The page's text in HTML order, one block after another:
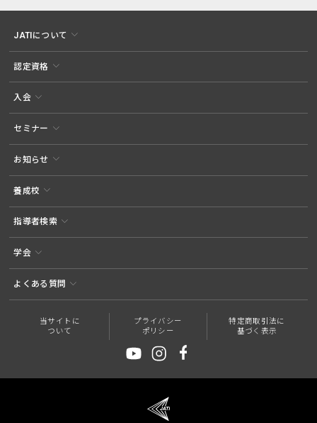
JATIについて
認定資格
入会
セミナー
お知らせ
養成校
指導者検索
学会
よくある質問
当サイトに
ついて
プライバシー
ポリシー
特定商取引法に
基づく表示